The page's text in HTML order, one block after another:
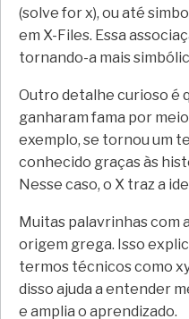
(solve for x), ou até
em X-Files. Essa
tornando-a mais
Outro detalhe curioso é
ganharam fama por
exemplo, se tornou um
conhecido graças às
Nesse caso, o X traz a
Muitas palavrinhas com
origem grega. Isso
termos técnicos como
disso ajuda a entender
e amplia o aprendizado.